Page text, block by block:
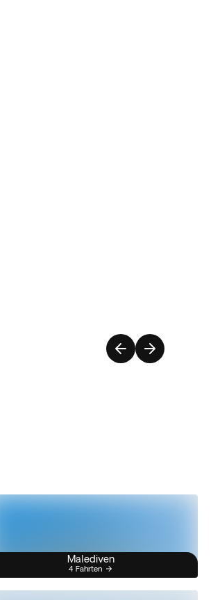
Malediven
4 Fahrten